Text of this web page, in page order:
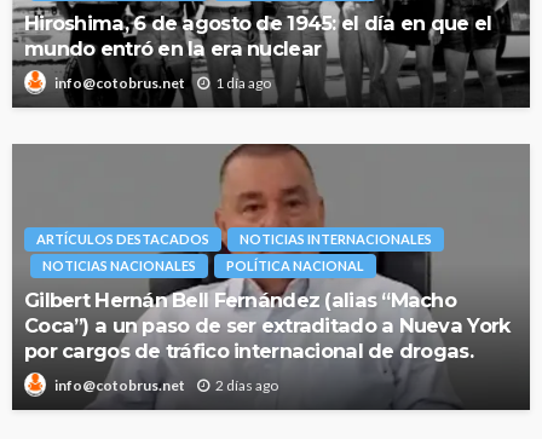
Hiroshima, 6 de agosto de 1945: el día en que el
mundo entró en la era nuclear
info@cotobrus.net 1 día ago
ARTÍCULOS DESTACADOS
NOTICIAS INTERNACIONALES
NOTICIAS NACIONALES
POLÍTICA NACIONAL
Gilbert Hernán Bell Fernández (alias “Macho
Coca”) a un paso de ser extraditado a Nueva York
por cargos de tráfico internacional de drogas.
info@cotobrus.net 2 días ago